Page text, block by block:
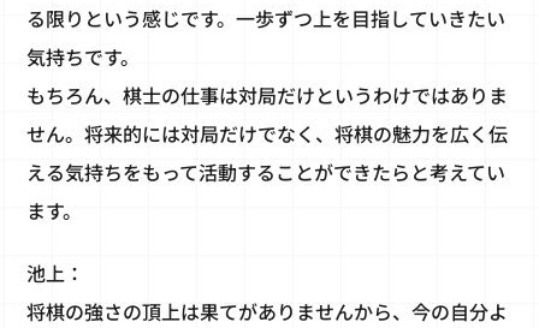
る限りという感じです。一歩ずつ上を目指していきたい
気持ちです。
もちろん、棋士の仕事は対局だけというわけではありま
せん。将来的には対局だけでなく、将棋の魅力を広く伝
える気持ちをもって活動することができたらと考えてい
ます。
池上：
将棋の強さの頂上は果てがありませんから、今の自分よ